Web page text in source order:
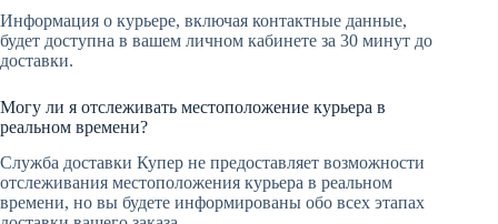
Информация о курьере, включая контактные данные,
будет доступна в вашем личном кабинете за 30 минут до
доставки.
Могу ли я отслеживать местоположение курьера в
реальном времени?
Служба доставки Купер не предоставляет возможности
отслеживания местоположения курьера в реальном
времени, но вы будете информированы обо всех этапах